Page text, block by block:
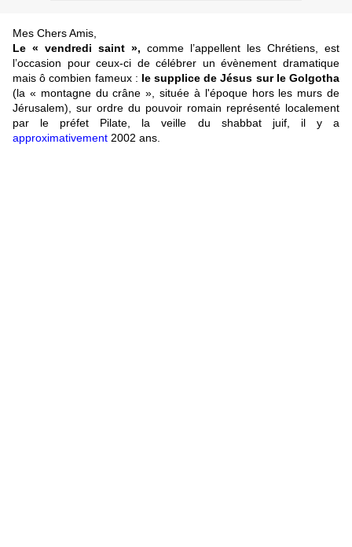
Mes Chers Amis,
Le « vendredi saint », comme l’appellent les Chrétiens, est
l’occasion pour ceux-ci de célébrer un évènement dramatique
mais ô combien fameux : le supplice de Jésus sur le Golgotha
(la « montagne du crâne », située à l'époque hors les murs de
Jérusalem), sur ordre du pouvoir romain représenté localement
par le préfet Pilate, la veille du shabbat juif, il y a
approximativement 2002 ans.